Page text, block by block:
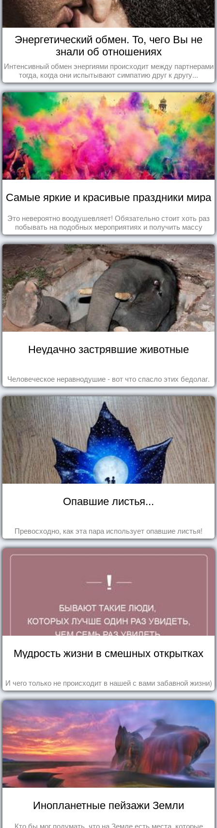
Энергетический обмен. То, чего Вы не
знали об отношениях
Интенсивный обмен энергиями происходит между партнерами
тогда, когда они испытывают симпатию друг к другу...
Самые яркие и красивые праздники мира
Это невероятно воодушевляет! Обязательно стоит хоть раз
побывать на подобных мероприятиях и получить массу
впечатлений!
Неудачно застрявшие животные
Человеческое неравнодушие - вот что спасло этих бедолаг.
Опавшие листья...
Превосходно, как эта пара использует опавшие листья!
Мудрость жизни в смешных открытках
И чего только не происходит в нашей с вами забавной жизни)
Инопланетные пейзажи Земли
Кто бы мог подумать, что на Земле есть места, которые